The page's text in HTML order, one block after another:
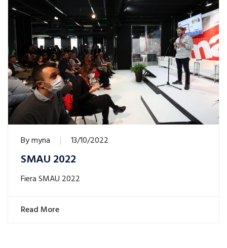
Bymyna 13/10/2022
SMAU 2022
Fiera SMAU 2022
Read More